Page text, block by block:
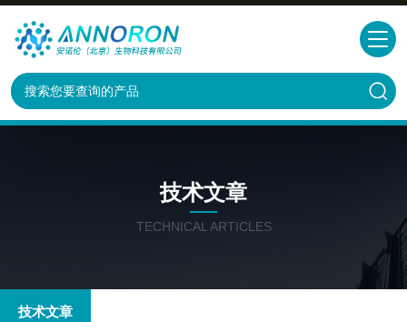
技术文章
TECHNICAL ARTICLES
技术文章